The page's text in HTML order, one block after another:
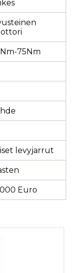
75Nm
levyjarrut
Euro